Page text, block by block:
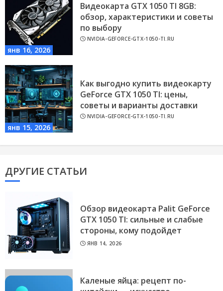
янв 16, 2026
Видеокарта GTX 1050 TI 8GB:
обзор, характеристики и советы
по выбору
NVIDIA-GEFORCE-GTX-1050-TI.RU
янв 15, 2026
Как выгодно купить видеокарту
GeForce GTX 1050 TI: цены,
советы и варианты доставки
NVIDIA-GEFORCE-GTX-1050-TI.RU
ДРУГИЕ СТАТЬИ
Обзор видеокарта Palit GeForce
GTX 1050 TI: сильные и слабые
стороны, кому подойдет
ЯНВ 14, 2026
Каленые яйца: рецепт по-